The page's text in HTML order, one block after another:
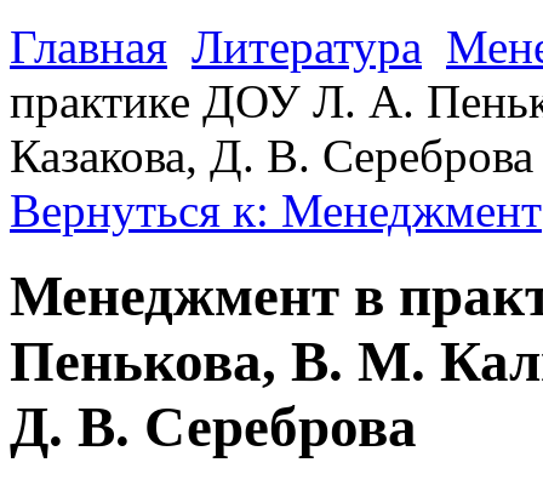
Главная Литература
практике ДОУ Л. А.
Казакова, Д. В. Сереброва
Вернуться к: Менеджмент
Менеджмент в
Пенькова, В. М.
Д. В. Сереброва